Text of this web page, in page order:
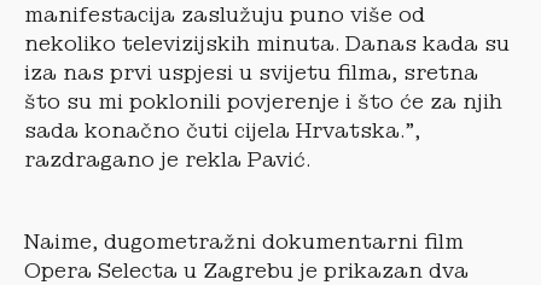
manifestacija zaslužuju puno više od
nekoliko televizijskih minuta. Danas kada su
iza nas prvi uspjesi u svijetu filma, sretna
što su mi poklonili povjerenje i što će za njih
sada konačno čuti cijela Hrvatska.”,
razdragano je rekla Pavić.
Naime, dugometražni dokumentarni film
Opera Selecta u Zagrebu je prikazan dva